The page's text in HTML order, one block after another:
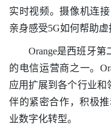
实时视频。摄像机连
亲身感受5G如何帮助
Orange是西班牙
的电信运营商之一。
应用扩展到各个行业和
伴的紧密合作，积极
业数字化转型。